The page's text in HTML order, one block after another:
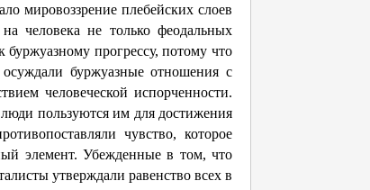
мировоззрение плебейских слоев
человека не только феодальных
прогрессу, потому что
буржуазные отношения с
человеческой испорченности.
пользуются им для достижения
чувство, которое
элемент. Убежденные в том, что
утверждали равенство всех в